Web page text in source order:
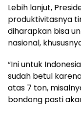
Lebih lanjut,
produktivitasnya
diharapkan bisa
nasional,
“Ini untuk
sudah betul
atas 7 ton,
bondong pasti